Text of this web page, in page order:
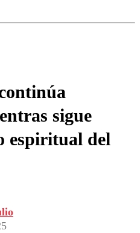
sigue
espiritual del